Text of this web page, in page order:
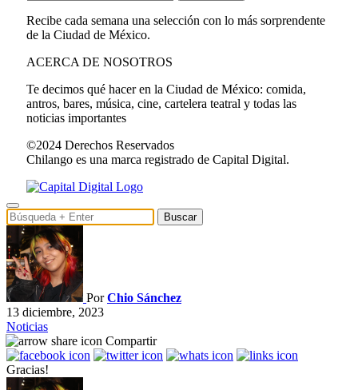
Recibe cada semana una selección con lo más sorprendente
de la Ciudad de México.
ACERCA DE NOSOTROS
Te decimos qué hacer en la Ciudad de México: comida,
antros, bares, música, cine, cartelera teatral y todas las
noticias importantes
©2024 Derechos Reservados
Chilango es una marca registrado de Capital Digital.
Buscar
PorChio Sánchez
13 diciembre, 2023
Noticias
Compartir
Gracias!